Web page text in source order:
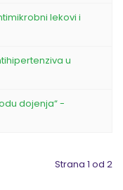
lekovi i
u
dojenja“ -
Strana 1 od 2